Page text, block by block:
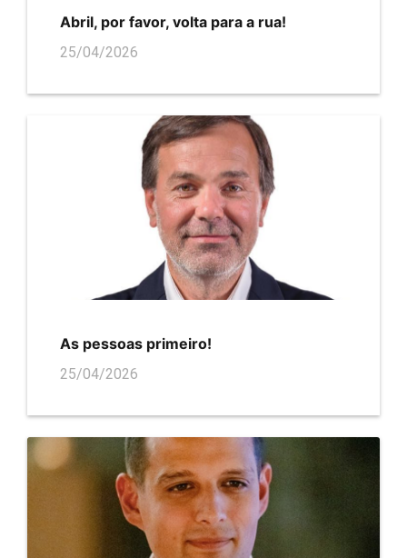
Abril, por favor, volta para a rua!
25/04/2026
As pessoas primeiro!
25/04/2026